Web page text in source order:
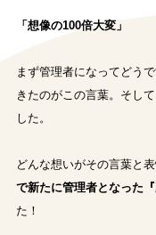
「想像の100倍大変」
まず管理者になってどう
きたのがこの言葉。そし
した。
どんな想いがその言葉と表
で新たに管理者となった『
た！